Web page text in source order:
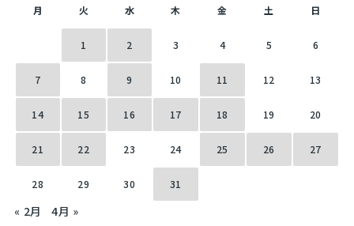
月 火 水 木 金 土 日
1 2 3 4 5 6
7 8 9 10 11 12 13
14 15 16 17 18 19 20
21 22 23 24 25 26 27
28 29 30 31
« 2月 4月 »